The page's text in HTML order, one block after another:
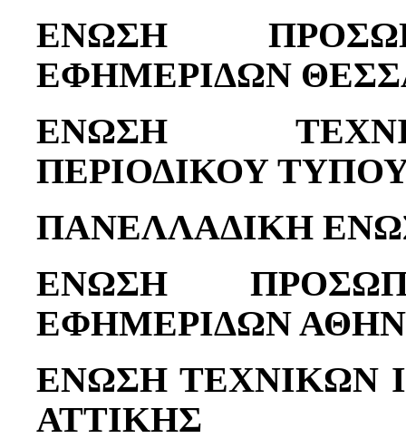
ΕΝΩΣΗ
ΕΦΗΜΕΡΙΔΩΝ
ΕΝΩΣΗ
ΠΕΡΙΟΔΙΚΟΥ
ΠΑΝΕΛΛΑΔΙΚΗ
ΕΝΩΣΗ
ΕΦΗΜΕΡΙΔΩΝ
ΕΝΩΣΗ ΤΕΧΝΙΚΩΝ
ΑΤΤΙΚΗΣ